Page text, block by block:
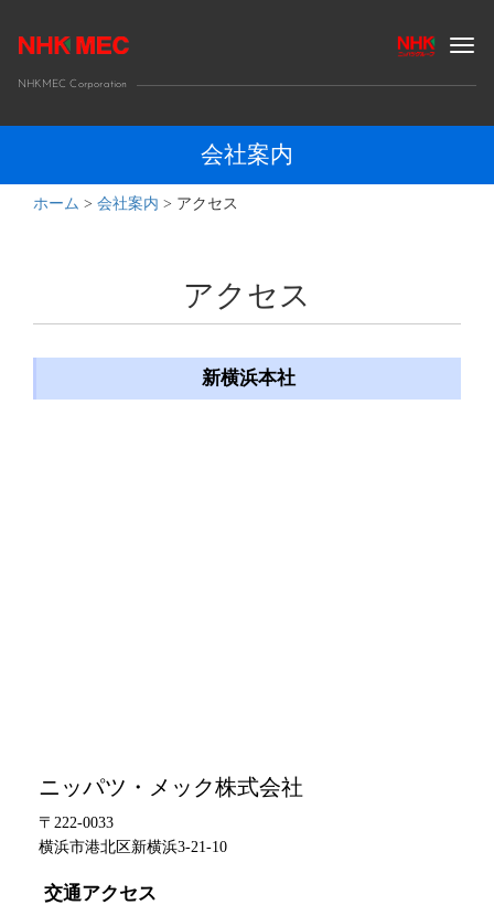
NHKMEC Corporation
会社案内
ホーム > 会社案内 > アクセス
アクセス
新横浜本社
ニッパツ・メック株式会社
〒222-0033
横浜市港北区新横浜3-21-10
交通アクセス